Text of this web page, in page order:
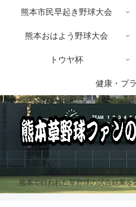
熊本で行われた草野球の試合結果を
熊本市民早起き野球大会
熊本おはよう野球大会
トウヤ杯
健康・プ